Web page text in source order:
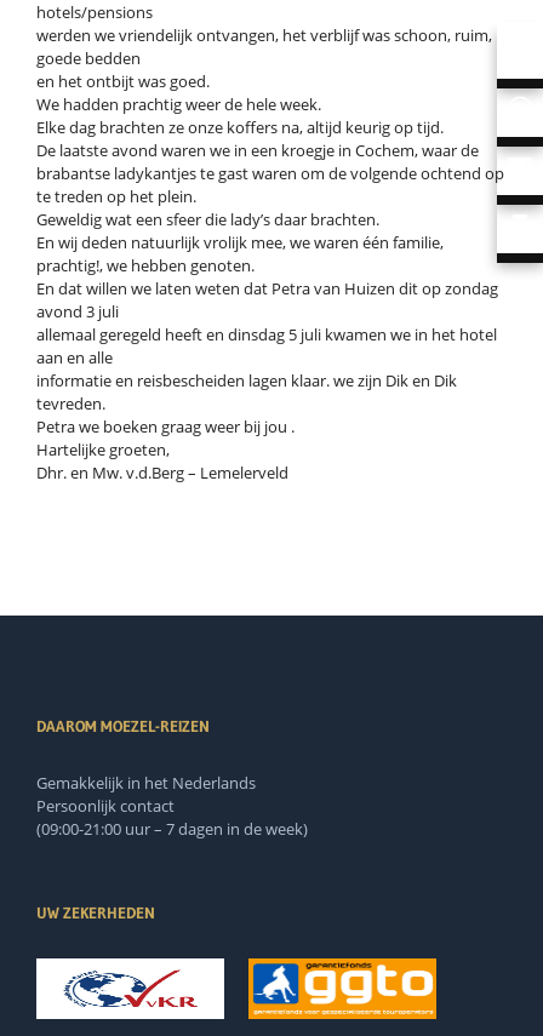
hotels/pensions
werden we vriendelijk ontvangen, het verblijf was schoon, ruim,
goede bedden
en het ontbijt was goed.
We hadden prachtig weer de hele week.
Elke dag brachten ze onze koffers na, altijd keurig op tijd.
De laatste avond waren we in een kroegje in Cochem, waar de
brabantse ladykantjes te gast waren om de volgende ochtend op
te treden op het plein.
Geweldig wat een sfeer die lady’s daar brachten.
En wij deden natuurlijk vrolijk mee, we waren één familie,
prachtig!, we hebben genoten.
En dat willen we laten weten dat Petra van Huizen dit op zondag
avond 3 juli
allemaal geregeld heeft en dinsdag 5 juli kwamen we in het hotel
aan en alle
informatie en reisbescheiden lagen klaar. we zijn Dik en Dik
tevreden.
Petra we boeken graag weer bij jou .
Hartelijke groeten,
Dhr. en Mw. v.d.Berg – Lemelerveld
DAAROM MOEZEL-REIZEN
Gemakkelijk in het Nederlands
Persoonlijk contact
(09:00-21:00 uur – 7 dagen in de week)
UW ZEKERHEDEN